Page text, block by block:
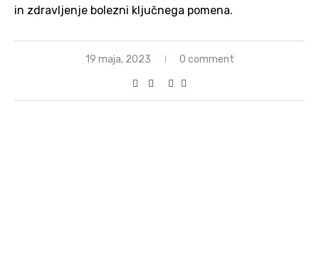
in zdravljenje bolezni ključnega pomena.
19 maja, 2023 0 comment